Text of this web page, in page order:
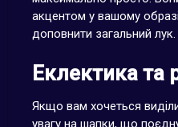
акцентом у вашому
доповнити загальний лук.
Еклектика та
Якщо вам хочеться
увагу на шапки, що